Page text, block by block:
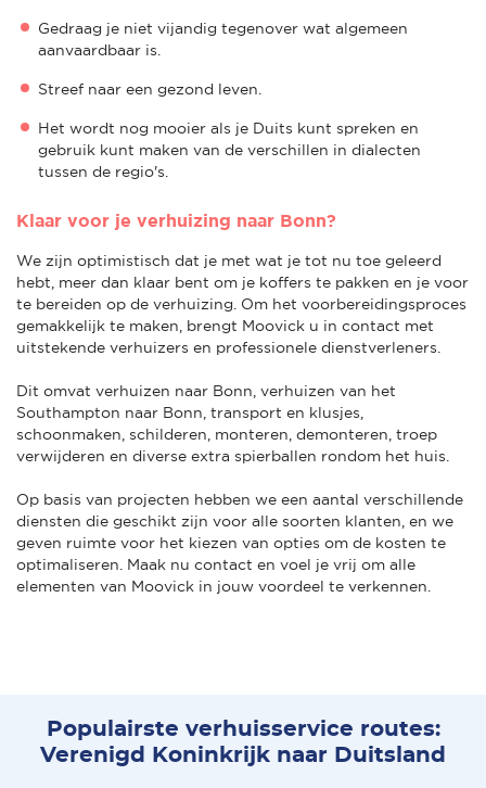
Gedraag je niet vijandig tegenover wat algemeen
aanvaardbaar is.
Streef naar een gezond leven.
Het wordt nog mooier als je Duits kunt spreken en
gebruik kunt maken van de verschillen in dialecten
tussen de regio's.
Klaar voor je verhuizing naar Bonn?
We zijn optimistisch dat je met wat je tot nu toe geleerd
hebt, meer dan klaar bent om je koffers te pakken en je voor
te bereiden op de verhuizing. Om het voorbereidingsproces
gemakkelijk te maken, brengt Moovick u in contact met
uitstekende verhuizers en professionele dienstverleners.
Dit omvat verhuizen naar Bonn, verhuizen van het
Southampton naar Bonn, transport en klusjes,
schoonmaken, schilderen, monteren, demonteren, troep
verwijderen en diverse extra spierballen rondom het huis.
Op basis van projecten hebben we een aantal verschillende
diensten die geschikt zijn voor alle soorten klanten, en we
geven ruimte voor het kiezen van opties om de kosten te
optimaliseren. Maak nu contact en voel je vrij om alle
elementen van Moovick in jouw voordeel te verkennen.
Populairste verhuisservice routes:
Verenigd Koninkrijk naar Duitsland